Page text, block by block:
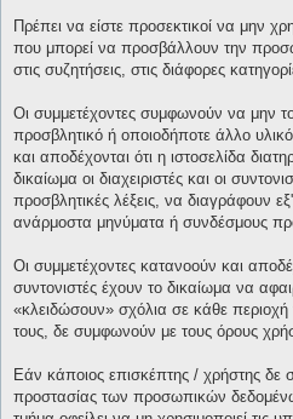
Πρέπει να είστε προσεκτικοί να μην
που μπορεί να προσβάλλουν την
στις συζητήσεις, στις διάφορες
Οι συμμετέχοντες συμφωνούν να μην
προσβλητικό ή οποιοδήποτε άλλο
και αποδέχονται ότι η ιστοσελίδα
δικαίωμα οι διαχειριστές και οι
προσβλητικές λέξεις, να διαγράφουν
ανάρμοστα μηνύματα ή συνδέσμους
Οι συμμετέχοντες κατανοούν και
συντονιστές έχουν το δικαίωμα να
«κλειδώσουν» σχόλια σε κάθε
τους, δε συμφωνούν με τους όρους
Εάν κάποιος επισκέπτης / χρήστης δε
προστασίας των προσωπικών